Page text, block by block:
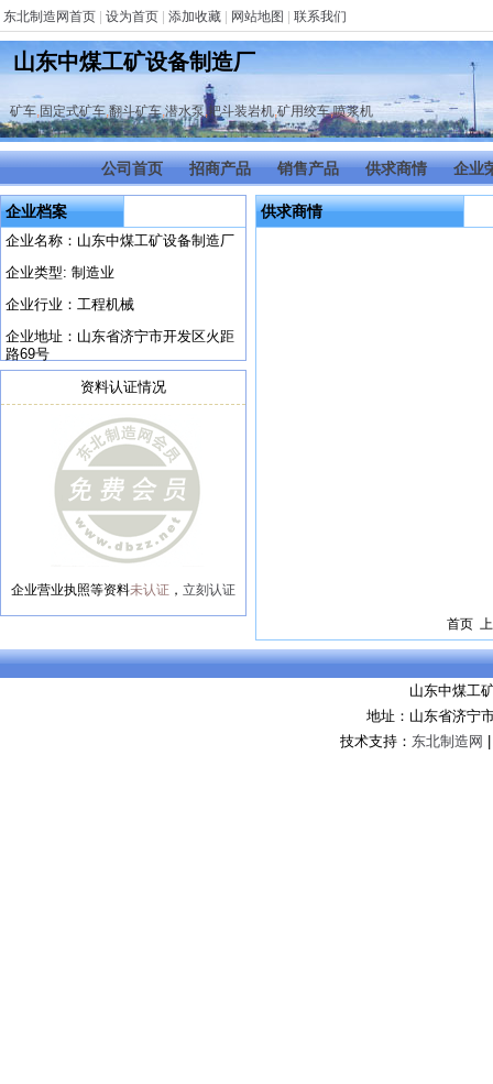
东北制造网首页 设为首页 添加收藏 网站地图 联系我们
山东中煤工矿设备制造厂
矿车,固定式矿车,翻斗矿车,潜水泵,耙斗装岩机,矿用绞车,喷浆机
公司首页 招商产品 销售产品 供求商情 企业
企业档案
企业名称：山东中煤工矿设备制造厂
企业类型: 制造业
企业行业：工程机械
企业地址：山东省济宁市开发区火距
路69号
资料认证情况
企业营业执照等资料未认证 ， 立刻认证
供求商情
首页
山东中煤工
地址：山东省济宁
技术支持： 东北制造网